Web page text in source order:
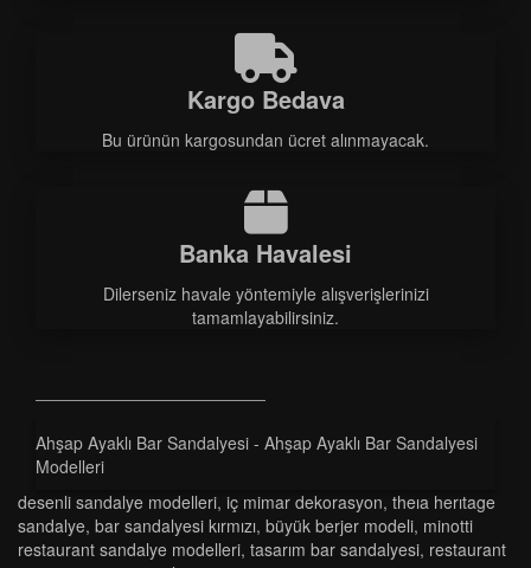
Kargo Bedava
Bu ürünün kargosundan ücret alınmayacak.
Banka Havalesi
Dilerseniz havale yöntemiyle alışverişlerinizi
tamamlayabilirsiniz.
Ahşap Ayaklı Bar Sandalyesi - Ahşap Ayaklı Bar Sandalyesi
Modelleri
desenli sandalye modelleri, i̇ç mimar dekorasyon, theia heritage
sandalye, bar sandalyesi kırmızı, büyük berjer modeli, minotti
restaurant sandalye modelleri, tasarım bar sandalyesi, restaurant